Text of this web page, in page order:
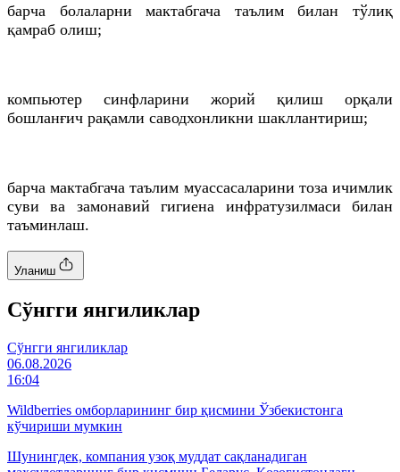
барча болаларни мактабгача таълим билан тўлиқ
қамраб олиш;
компьютер синфларини жорий қилиш орқали
бошланғич рақамли саводхонликни шакллантириш;
барча мактабгача таълим муассасаларини тоза ичимлик
суви ва замонавий гигиена инфратузилмаси билан
таъминлаш.
Уланиш
Cўнгги янгиликлар
Cўнгги янгиликлар
06.08.2026
16:04
Wildberries омборларининг бир қисмини Ўзбекистонга
кўчириши мумкин
Шунингдек, компания узоқ муддат сақланадиган